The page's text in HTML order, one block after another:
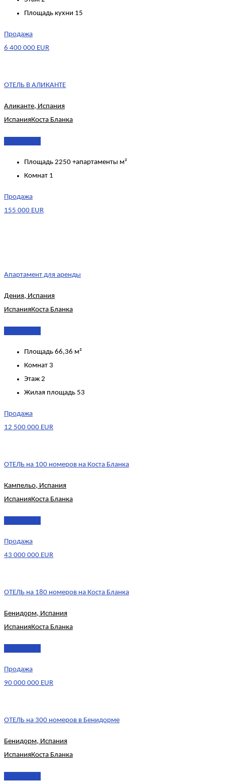
Площадь кухни 15
Продажа
6 400 000 EUR
ОТЕЛЬ В АЛИКАНТЕ
Аликанте, Испания
ИспанияКоста Бланка
Площадь 2250 +апартаменты м²
Комнат 1
Продажа
155 000 EUR
Апартамент для аренды
Дения, Испания
ИспанияКоста Бланка
Площадь 66,36 м²
Комнат 3
Этаж 2
Жилая площадь 53
Продажа
12 500 000 EUR
ОТЕЛЬ на 100 номеров на Коста Бланка
Кампельо, Испания
ИспанияКоста Бланка
Продажа
43 000 000 EUR
ОТЕЛЬ на 180 номеров на Коста Бланка
Бенидорм, Испания
ИспанияКоста Бланка
Продажа
90 000 000 EUR
ОТЕЛЬ на 300 номеров в Бенидорме
Бенидорм, Испания
ИспанияКоста Бланка